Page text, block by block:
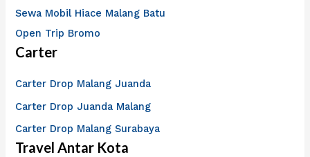
Sewa Mobil Hiace Malang Batu
Open Trip Bromo
Carter
Carter Drop Malang Juanda
Carter Drop Juanda Malang
Carter Drop Malang Surabaya
Travel Antar Kota